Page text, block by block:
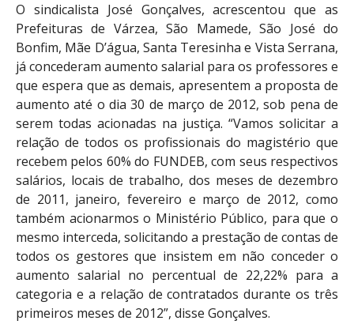
O sindicalista José Gonçalves, acrescentou que as
Prefeituras de Várzea, São Mamede, São José do
Bonfim, Mãe D’água, Santa Teresinha e Vista Serrana,
já concederam aumento salarial para os professores e
que espera que as demais, apresentem a proposta de
aumento até o dia 30 de março de 2012, sob pena de
serem todas acionadas na justiça. “Vamos solicitar a
relação de todos os profissionais do magistério que
recebem pelos 60% do FUNDEB, com seus respectivos
salários, locais de trabalho, dos meses de dezembro
de 2011, janeiro, fevereiro e março de 2012, como
também acionarmos o Ministério Público, para que o
mesmo interceda, solicitando a prestação de contas de
todos os gestores que insistem em não conceder o
aumento salarial no percentual de 22,22% para a
categoria e a relação de contratados durante os três
primeiros meses de 2012”, disse Gonçalves.